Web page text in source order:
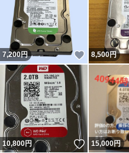
7,200円 いいね！
8,500円
10,800円 いいね！
15,000円